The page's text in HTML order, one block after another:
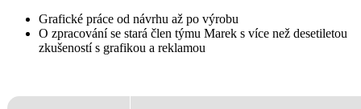
Grafické práce od návrhu až po výrobu
O zpracování se stará člen týmu Marek s více než desetiletou
zkušeností s grafikou a reklamou